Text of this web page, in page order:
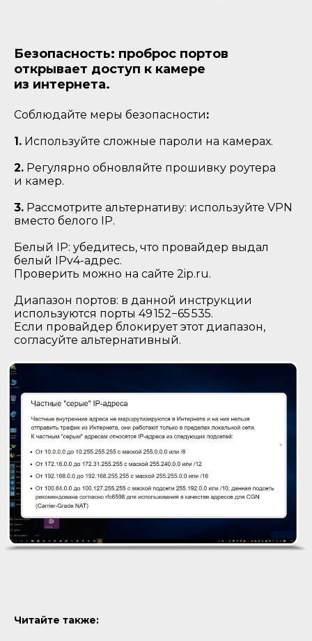
Безопасность: проброс портов
открывает доступ к камере
из интернета.
Соблюдайте меры безопасности:
1. Используйте сложные пароли на камерах.
2. Регулярно обновляйте прошивку роутера
и камер.
3. Рассмотрите альтернативу: используйте VPN
вместо белого IP.
Белый IP: убедитесь, что провайдер выдал
белый IPv4-адрес.
Проверить можно на сайте 2ip.ru.
Диапазон портов: в данной инструкции
используются порты 49 152−65 535.
Если провайдер блокирует этот диапазон,
согласуйте альтернативный.
Читайте также: